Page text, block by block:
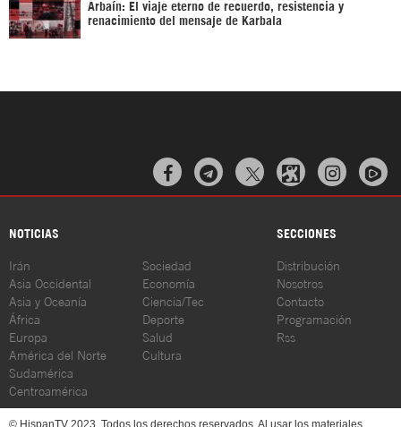
Arbaín: El viaje eterno de recuerdo, resistencia y
renacimiento del mensaje de Karbala
  
NOTICIAS SECCIONES
Irán
Asia Occidental
Asia y Oceanía
África
Europa
América del Norte
Sudamérica
Centroamérica
Sociedad
Economía
Ciencia/Tec
Deporte
Salud
Cultura
Distribución
Nosotros
Contacto
Programación
Rss
© HispanTV 2023. Todos los derechos reservados. Al usar los materiales